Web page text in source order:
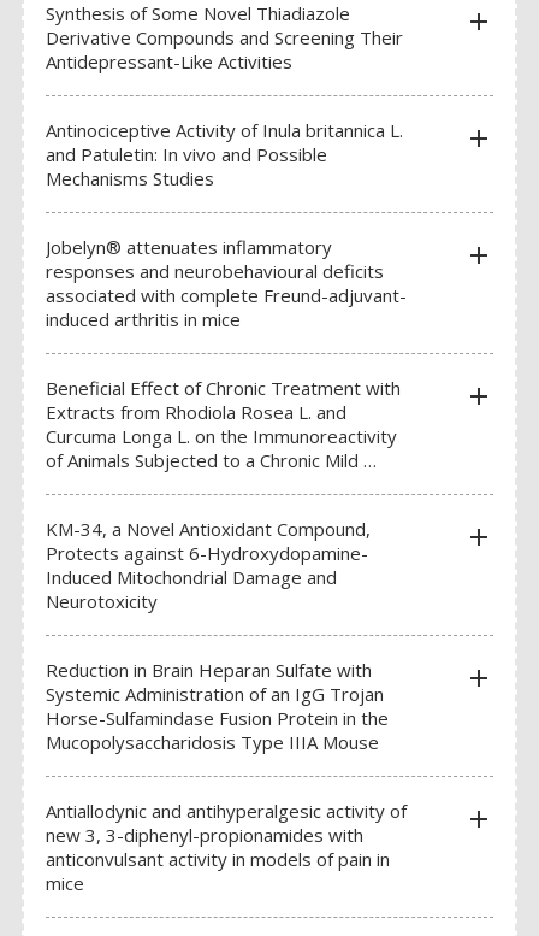
Mesures environnement labo
SOLUTIONS DE PESAGE
Balances médicales
Balances d’analyse et de précision
SYSTÈMES D’ACQUISITION ENSEIGNEMENT ET RECHERCHE
Unité d’acquisition de signaux
Amplification et traitement du signal
Kits d’enseignement
Capteurs & Accessoires
BAGUES D’OREILLE
RFID
PINCES EMPORTE PIÈCE
TATOUAGE
GILETS
COLLERETTES
HAMACS
Synthesis of Some Novel Thiadiazole
Derivative Compounds and Screening Their
Antidepressant-Like Activities
add
Antinociceptive Activity of Inula britannica L.
and Patuletin: In vivo and Possible
Mechanisms Studies
add
Jobelyn® attenuates inflammatory
responses and neurobehavioural deficits
associated with complete Freund-adjuvant-
induced arthritis in mice
add
Beneficial Effect of Chronic Treatment with
Extracts from Rhodiola Rosea L. and
Curcuma Longa L. on the Immunoreactivity
of Animals Subjected to a Chronic Mild …
add
KM-34, a Novel Antioxidant Compound,
Protects against 6-Hydroxydopamine-
Induced Mitochondrial Damage and
Neurotoxicity
add
Reduction in Brain Heparan Sulfate with
Systemic Administration of an IgG Trojan
Horse-Sulfamindase Fusion Protein in the
Mucopolysaccharidosis Type IIIA Mouse
add
Antiallodynic and antihyperalgesic activity of
new 3, 3-diphenyl-propionamides with
anticonvulsant activity in models of pain in
mice
add